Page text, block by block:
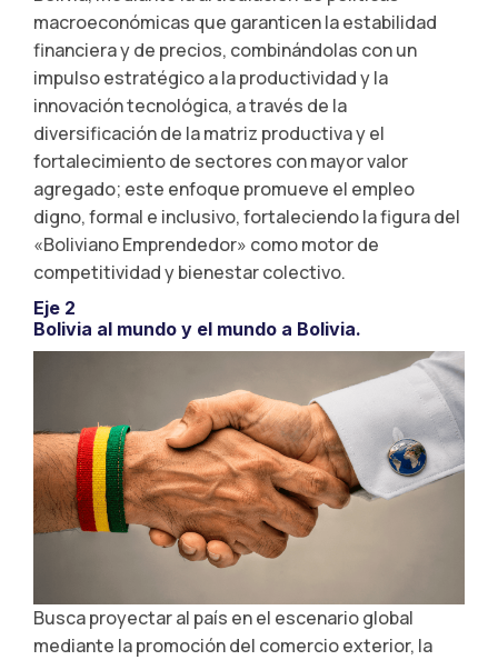
macroeconómicas que garanticen la estabilidad
financiera y de precios, combinándolas con un
impulso estratégico a la productividad y la
innovación tecnológica, a través de la
diversificación de la matriz productiva y el
fortalecimiento de sectores con mayor valor
agregado; este enfoque promueve el empleo
digno, formal e inclusivo, fortaleciendo la figura del
«Boliviano Emprendedor» como motor de
competitividad y bienestar colectivo.
Eje 2
Bolivia al mundo y el mundo a Bolivia.
Busca proyectar al país en el escenario global
mediante la promoción del comercio exterior, la